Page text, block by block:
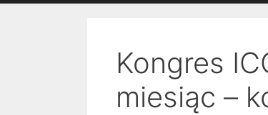
Kongres
miesiąc –